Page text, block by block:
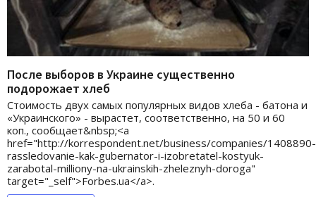
После выборов в Украине существенно
подорожает хлеб
Стоимость двух самых популярных видов хлеба - батона и
«Украинского» - вырастет, соответственно, на 50 и 60
коп., сообщает&nbsp;<a
href="http://korrespondent.net/business/companies/1408890-
rassledovanie-kak-gubernator-i-izobretatel-kostyuk-
zarabotal-milliony-na-ukrainskih-zheleznyh-doroga"
target="_self">Forbes.ua</a>.